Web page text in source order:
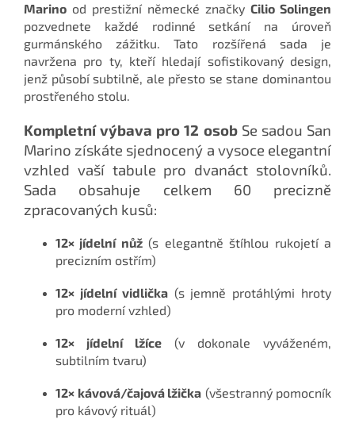
Marino od prestižní německé značky Cilio Solingen
pozvednete každé rodinné setkání na úroveň
gurmánského zážitku. Tato rozšířená sada je
navržena pro ty, kteří hledají sofistikovaný design,
jenž působí subtilně, ale přesto se stane dominantou
prostřeného stolu.
Kompletní výbava pro 12 osobSe sadou San
Marino získáte sjednocený a vysoce elegantní
vzhled vaší tabule pro dvanáct stolovníků.
Sada obsahuje celkem 60 precizně
zpracovaných kusů:
12× jídelní nůž(s elegantně štíhlou rukojetí a
precizním ostřím)
12× jídelní vidlička(s jemně protáhlými hroty
pro moderní vzhled)
12× jídelní lžíce (v dokonale vyváženém,
subtilním tvaru)
12× kávová/čajová lžička (všestranný pomocník
pro kávový rituál)